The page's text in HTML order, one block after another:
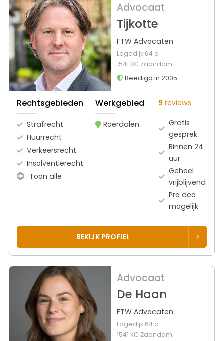
Advocaat
Tijkotte
FTW Advocaten
Lagedijk 64 a
1541 KC Zaandam
Beëdigd in 2005
Rechtsgebieden
Strafrecht
Huurrecht
Verkeersrecht
Insolventierecht
Toon alle
Werkgebied
Roerdalen
9 reviews
Gratis
gesprek
Binnen 24
uur
Geheel
vrijblijvend
Pro deo
mogelijk
BEKIJK PROFIEL
Advocaat
De Haan
FTW Advocaten
Lagedijk 64 a
1541 KC Zaandam